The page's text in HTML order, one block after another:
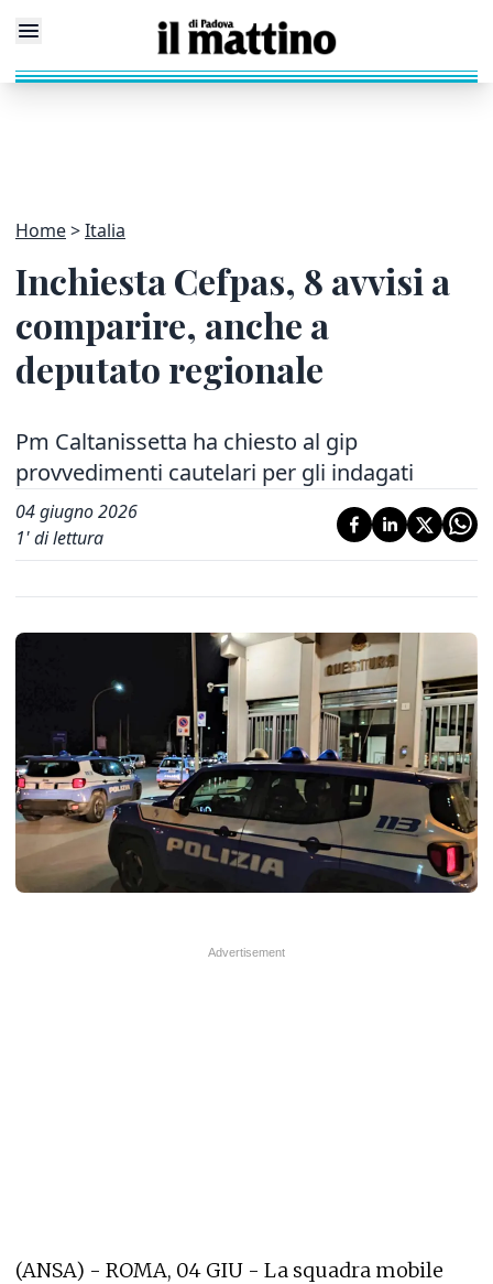
Home Italia
Inchiesta Cefpas, 8 avvisi a
comparire, anche a
deputato regionale
Pm Caltanissetta ha chiesto al gip
provvedimenti cautelari per gli indagati
04 giugno 2026
1' di lettura
(ANSA) - ROMA, 04 GIU - La squadra mobile